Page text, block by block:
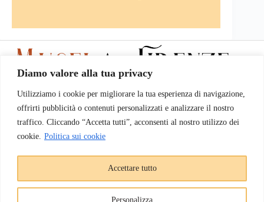
Diamo valore alla tua privacy
Utilizziamo i cookie per migliorare la tua esperienza di navigazione,
offrirti pubblicità o contenuti personalizzati e analizzare il nostro
traffico. Cliccando “Accetta tutti”, acconsenti al nostro utilizzo dei
cookie. Politica sui cookie
Personalizza
Accettare tutto
non rappresenta il sito ufficiale dei musei di
Firenze.Note legali
Gli orari dei musei di Firenze